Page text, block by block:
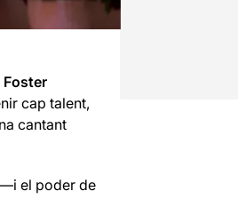
Foster
cap talent,
cantant
—i el poder de